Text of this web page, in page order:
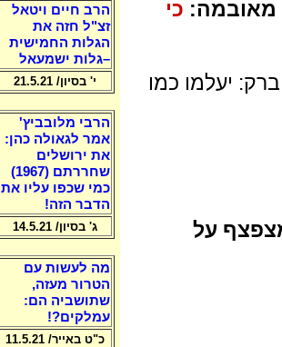
מאובמה: כי
ברק: יעלמו כמו
על
הרב חיים ויטאל
זצ"ל חזה את
הגלות החמישית
–גלות ישמעאל
י' בסיון/ 21.5.21
הרבי מלובביץ'
אמר לגאולה כהן:
את ירושלים
שחררתם (1967)
כמי שכפו עליו את
הדבר הזה!
ג' בסיון/ 14.5.21
מה לעשות עם
הטרור מעזה,
שתושביה הם:
עמלקים?!
כ"ט באייר/ 11.5.21